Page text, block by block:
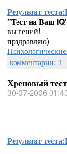
Результат теста:
"Тест на Ваш
вы гений!
прздравляю)
комментарии: 1
Хреновый
30-07-2006
Результат теста: